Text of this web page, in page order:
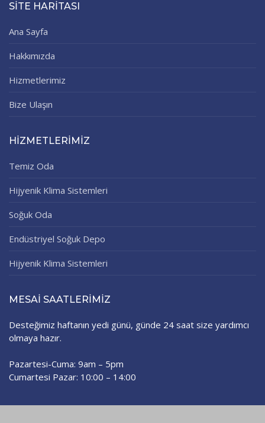
SITE HARITASI
Ana Sayfa
Hakkımızda
Hizmetlerimiz
Bize Ulaşın
HİZMETLERİMİZ
Temiz Oda
Hijyenik Klima Sistemleri
Soğuk Oda
Endüstriyel Soğuk Depo
Hijyenik Klima Sistemleri
MESAI SAATLERIMIZ
Desteğimiz haftanın yedi günü, günde 24 saat size yardımcı
olmaya hazır.
Pazartesi-Cuma: 9am – 5pm
Cumartesi Pazar: 10:00 – 14:00